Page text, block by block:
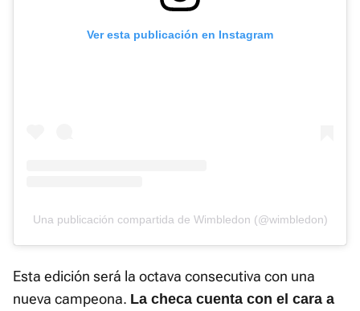
Ver esta publicación en Instagram
Una publicación compartida de Wimbledon (@wimbledon)
Esta edición será la octava consecutiva con una
nueva campeona. La checa cuenta con el cara a